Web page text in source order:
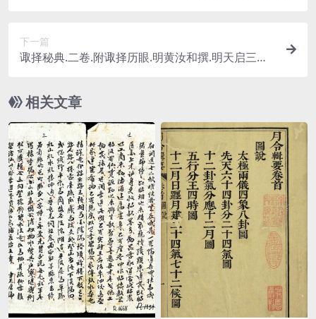
下一篇
诹择秘典.二卷.附诹择历眼.明黄汝和撰.明天启三年
相关文章